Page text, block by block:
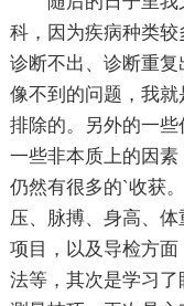
科，因为疾病种类
诊断不出、诊断重
像不到的问题，我
排除的。另外的一
一些非本质上的因
仍然有很多的`收获
压、脉搏、身高、
项目，以及导检方
法等，其次是学习